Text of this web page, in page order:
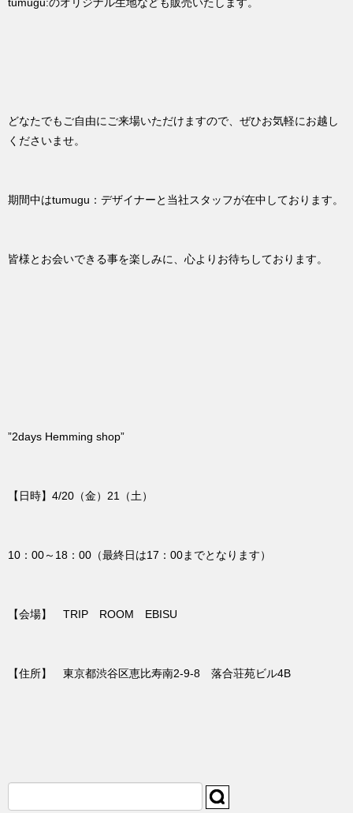
どなたでもご自由にご来場いただけますので、ぜひお気軽にお越し
くださいませ。
期間中はtumugu：デザイナーと当社スタッフが在中しております。
皆様とお会いできる事を楽しみに、心よりお待ちしております。
”2days Hemming shop”
【日時】4/20（金）21（土）
10：00～18：00（最終日は17：00までとなります）
【会場】 TRIP ROOM EBISU
【住所】 東京都渋谷区恵比寿南2-9-8 落合荘苑ビル4B